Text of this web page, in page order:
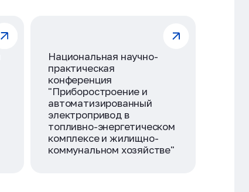
Национальная научно-
практическая
конференция
"Приборостроение и
автоматизированный
электропривод в
топливно-энергетическом
комплексе и жилищно-
коммунальном хозяйстве"